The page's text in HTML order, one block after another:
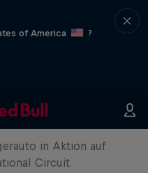
of America
?
nach Indien
in Aktion auf
Circuit